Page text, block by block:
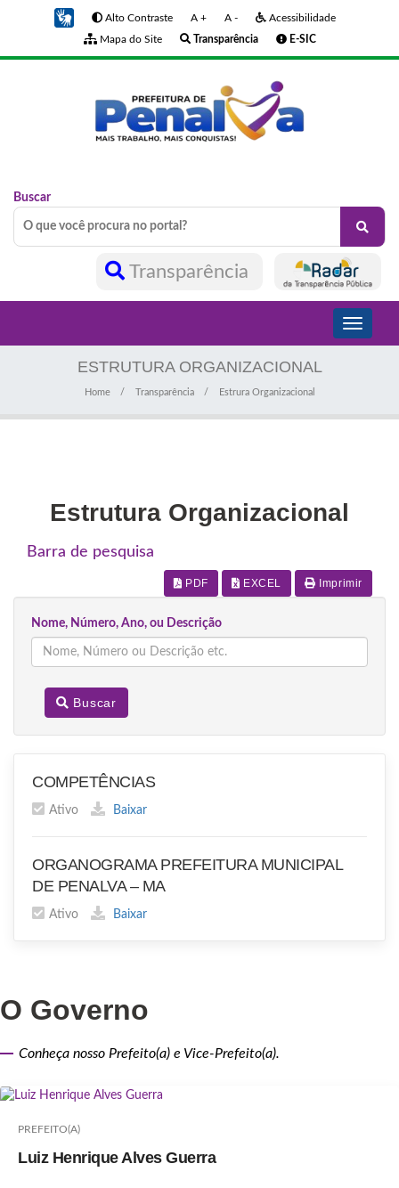
Alto Contraste A + A -
Acessibilidade
Mapa do Site
Transparência E-SIC
Buscar
Transparência
Toggle
ESTRUTURA ORGANIZACIONAL
Home Transparência Estrura Organizacional
Estrutura Organizacional
Barra de pesquisa
PDF EXCEL Imprimir
Nome, Número, Ano, ou Descrição
Buscar
COMPETÊNCIAS
Ativo Baixar
ORGANOGRAMA PREFEITURA MUNICIPAL
DE PENALVA – MA
Ativo Baixar
O Governo
Conheça nosso Prefeito(a) e Vice-Prefeito(a).
PREFEITO(A)
Luiz Henrique Alves Guerra